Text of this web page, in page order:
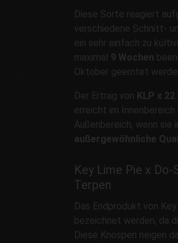
Diese Sorte reagiert
verschiedene Schnitt-
ein sehr einfach zu
maximal 9 Wochen
Oktober geerntet
Der Ertrag von KLP x 22
erreicht im Innenbereich
Außenbereich, wenn sie
außergewöhnliche
Key Lime Pie x
Terpen
Das Endprodukt von
bezeichnet werden, da
Diese Knospen neigen